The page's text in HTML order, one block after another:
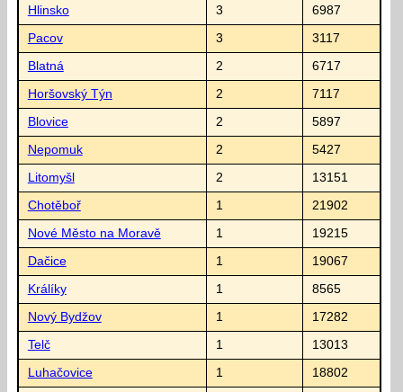
Hlinsko 3 6987
Pacov 3 3117
Blatná 2 6717
Horšovský Týn 2 7117
Blovice 2 5897
Nepomuk 2 5427
Litomyšl 2 13151
Chotěboř 1 21902
Nové Město na Moravě 1 19215
Dačice 1 19067
Králíky 1 8565
Nový Bydžov 1 17282
Telč 1 13013
Luhačovice 1 18802